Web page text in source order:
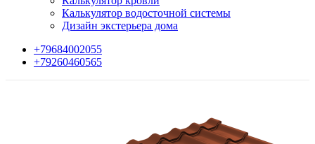
Калькулятор водосточной системы
Дизайн экстерьера дома
+79684002055
+79260460565